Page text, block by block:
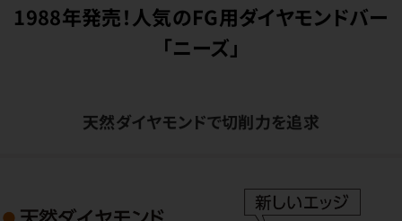
1988年発売！人気のFG用ダイヤモンドバー
「ニーズ」
天然ダイヤモンドで切削力を追求